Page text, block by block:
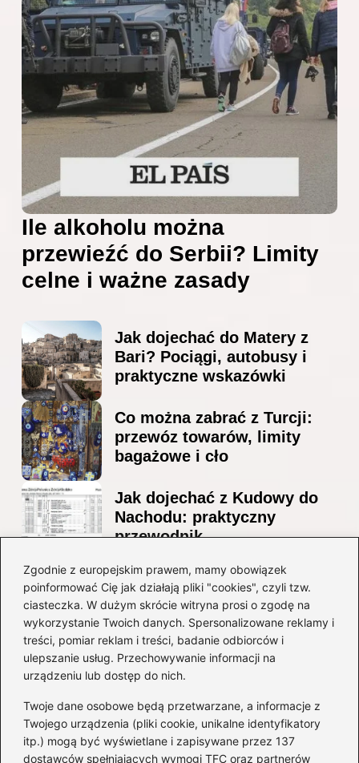
Zgodnie z europejskim prawem, mamy obowiązek
poinformować Cię jak działają pliki "cookies", czyli tzw.
ciasteczka. W dużym skrócie witryna prosi o zgodę na
wykorzystanie Twoich danych. Spersonalizowane reklamy i
treści, pomiar reklam i treści, badanie odbiorców i
ulepszanie usług. Przechowywanie informacji na
urządzeniu lub dostęp do nich.
Twoje dane osobowe będą przetwarzane, a informacje z
Twojego urządzenia (pliki cookie, unikalne identyfikatory
itp.) mogą być wyświetlane i zapisywane przez 137
dostawców spełniających wymogi TFC oraz partnerów
Ile alkoholu można
przewieźć do Serbii? Limity
celne i ważne zasady
Jak dojechać do Matery z
Bari? Pociągi, autobusy i
praktyczne wskazówki
Co można zabrać z Turcji:
przewóz towarów, limity
bagażowe i cło
Jak dojechać z Kudowy do
Nachodu: praktyczny
przewodnik
Ile alkoholu można
przewieźć z Albanii?
Przewodnik po przepisach i
ograniczeniach
Kategorie
Ciekawostki(8)
Kultura i tradycje(10)